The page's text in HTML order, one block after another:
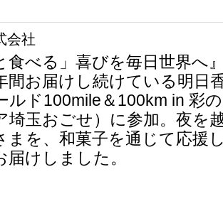
会社
食べる」喜びを毎日世界へ
間お届けし続けている明日
ルド100mile＆100km in 彩
埼玉おごせ）に参加。夜を
まを、和菓子を通じて応援
けしました。